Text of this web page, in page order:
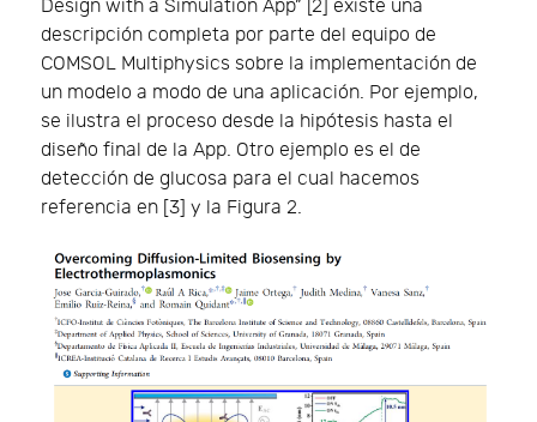
Design with a Simulation App” [2] existe una
descripción completa por parte del equipo de
COMSOL Multiphysics sobre la implementación de
un modelo a modo de una aplicación. Por ejemplo,
se ilustra el proceso desde la hipótesis hasta el
diseño final de la App. Otro ejemplo es el de
detección de glucosa para el cual hacemos
referencia en [3] y la Figura 2.